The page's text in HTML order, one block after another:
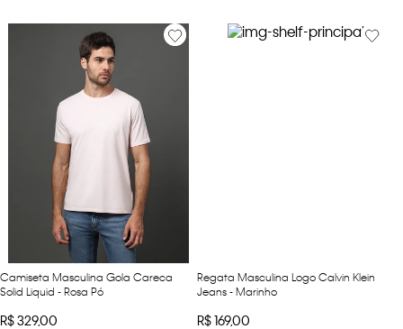
Camiseta Masculina Gola Careca
Solid Liquid - Rosa Pó
R$329,00
Regata Masculina Logo Calvin Klein
Jeans - Marinho
R$169,00